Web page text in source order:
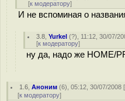
[к модератору]
И не вспоминая о
3.8 ,Yurkel (?), 11:12, 30/07/
[к модератору]
ну да, надо же HOME/
1.6 ,Аноним (6), 05:12, 30/07/2008 [
[к модератору]